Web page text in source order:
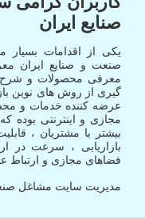
صنایع ایران
یکی از اقدامات
صنعت و صنایع ایران
معرفی محصولات و شرح
گیری از روش های نوین
عرضه کننده خدمات و
مجازی و اینترنتی بوده
بیشتر با مشتریان ،
بازاریابی ، سرعت در
فضاهای مجازی و ارتباط
مدیریت سایت مشاغل